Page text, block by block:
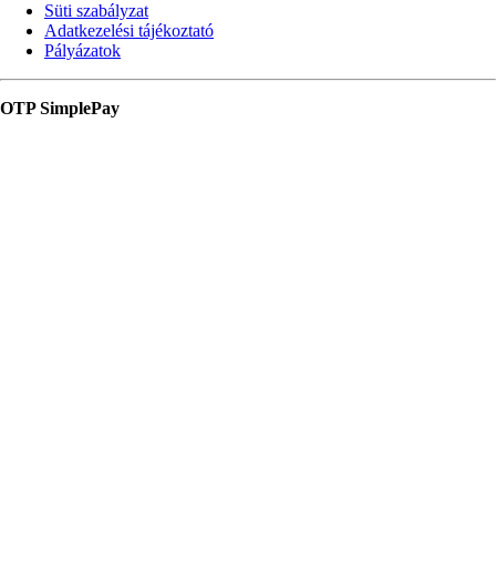
Süti szabályzat
Adatkezelési tájékoztató
Pályázatok
OTP SimplePay